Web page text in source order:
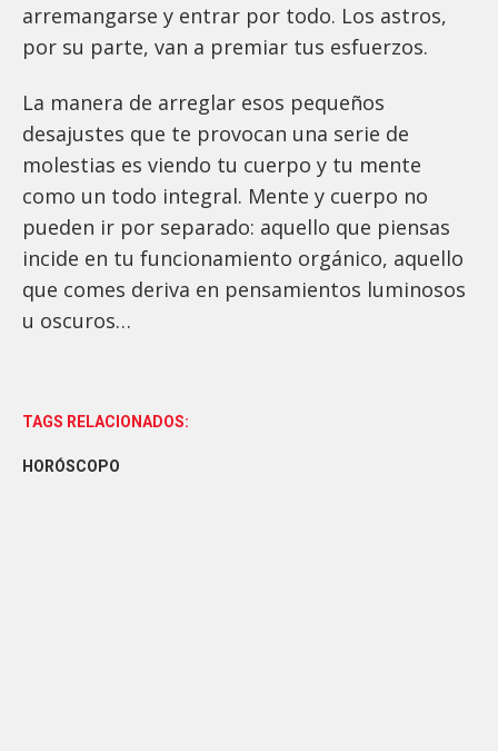
arremangarse y entrar por todo. Los astros,
por su parte, van a premiar tus esfuerzos.
La manera de arreglar esos pequeños
desajustes que te provocan una serie de
molestias es viendo tu cuerpo y tu mente
como un todo integral. Mente y cuerpo no
pueden ir por separado: aquello que piensas
incide en tu funcionamiento orgánico, aquello
que comes deriva en pensamientos luminosos
u oscuros…
TAGS RELACIONADOS:
HORÓSCOPO